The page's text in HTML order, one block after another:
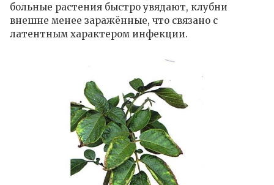
больные растения быстро увядают, клубни
внешне менее заражённые, что связано с
латентным характером инфекции.